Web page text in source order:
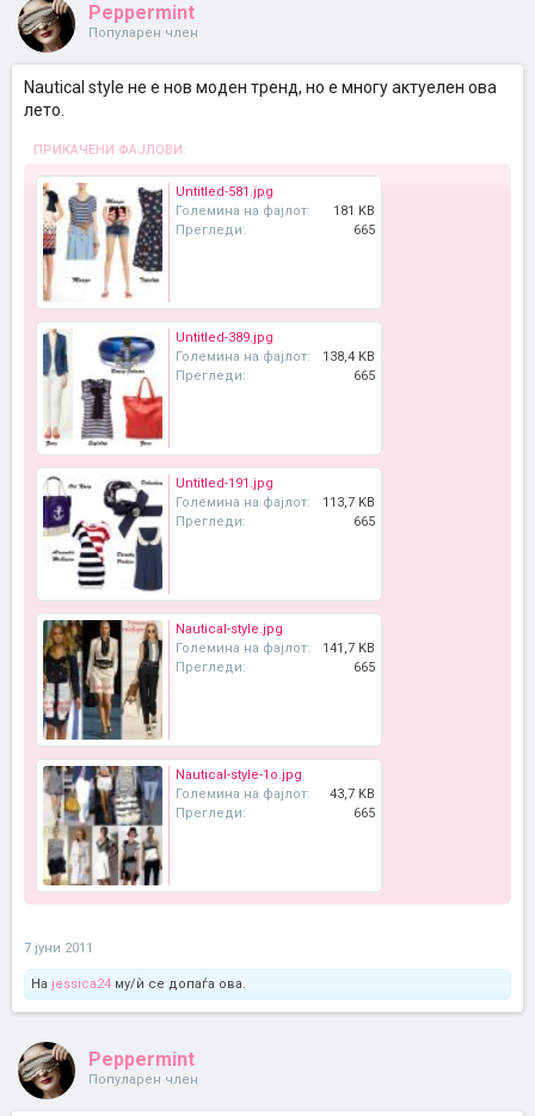
Peppermint
Популарен член
Nautical style не е нов моден тренд, но е многу актуелен ова
лето.
ПРИКАЧЕНИ ФАЈЛОВИ:
Untitled-581.jpg
Големина на фајлот:
181 KB
Прегледи:
665
Untitled-389.jpg
Големина на фајлот:
138,4 KB
Прегледи:
665
Untitled-191.jpg
Големина на фајлот:
113,7 KB
Прегледи:
665
Nautical-style.jpg
Големина на фајлот:
141,7 KB
Прегледи:
665
Nautical-style-1o.jpg
Големина на фајлот:
43,7 KB
Прегледи:
665
7 јуни 2011
На jessica24 му/ѝ се допаѓа ова.
Peppermint
Популарен член